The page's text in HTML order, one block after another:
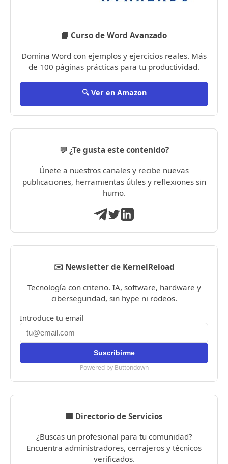
📘 Curso de Word Avanzado
Domina Word con ejemplos y ejercicios reales. Más
de 100 páginas prácticas para tu productividad.
🔍 Ver en Amazon
💬 ¿Te gusta este contenido?
Únete a nuestros canales y recibe nuevas
publicaciones, herramientas útiles y reflexiones sin
humo.
✉️ Newsletter de KernelReload
Tecnología con criterio. IA, software, hardware y
ciberseguridad, sin hype ni rodeos.
Introduce tu email
Powered by Buttondown
🏢 Directorio de Servicios
¿Buscas un profesional para tu comunidad?
Encuentra administradores, cerrajeros y técnicos
verificados.